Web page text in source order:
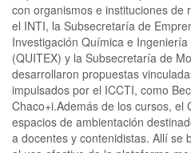
con organismos e instituciones de
el INTI, la Subsecretaría de
Investigación Química e
(QUITEX) y la Subsecretaría de
desarrollaron propuestas
impulsados por el ICCTI, como
Chaco+i.Además de los cursos, el
espacios de ambientación
a docentes y contenidistas. Allí se